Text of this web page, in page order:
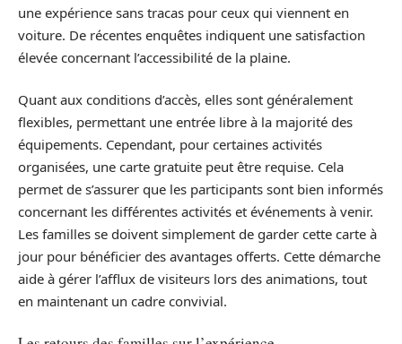
une expérience sans tracas pour ceux qui viennent en
voiture. De récentes enquêtes indiquent une satisfaction
élevée concernant l’accessibilité de la plaine.
Quant aux conditions d’accès, elles sont généralement
flexibles, permettant une entrée libre à la majorité des
équipements. Cependant, pour certaines activités
organisées, une carte gratuite peut être requise. Cela
permet de s’assurer que les participants sont bien informés
concernant les différentes activités et événements à venir.
Les familles se doivent simplement de garder cette carte à
jour pour bénéficier des avantages offerts. Cette démarche
aide à gérer l’afflux de visiteurs lors des animations, tout
en maintenant un cadre convivial.